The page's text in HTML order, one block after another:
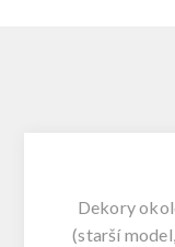
Dekory
(starší